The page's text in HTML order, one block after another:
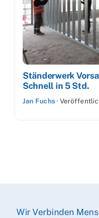
Ständerwerk
Schnell in 5 Std.
Jan Fuchs·
Wir Verbinden